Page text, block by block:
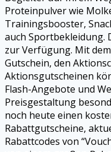
Proteinpulver wie
Trainingsbooster,
auch Sportbekleidung.
zur Verfügung. Mit
Gutschein, den
Aktionsgutscheinen
Flash-Angebote und
Preisgestaltung
noch heute einen
Rabattgutscheine,
Rabattcodes von